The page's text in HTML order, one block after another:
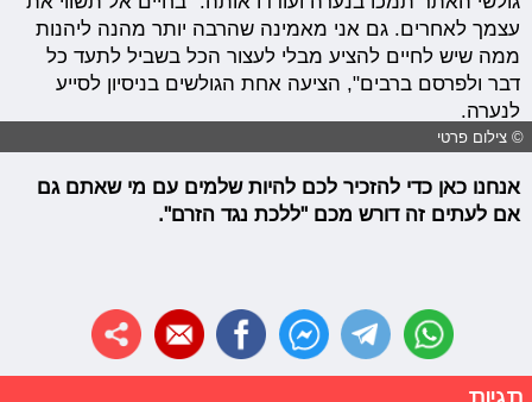
עצמך לאחרים. גם אני מאמינה שהרבה יותר מהנה ליהנות
ממה שיש לחיים להציע מבלי לעצור הכל בשביל לתעד כל
דבר ולפרסם ברבים", הציעה אחת הגולשים בניסיון לסייע
לנערה.
© צילום פרטי
אנחנו כאן כדי להזכיר לכם להיות שלמים עם מי שאתם גם
אם לעתים זה דורש מכם "ללכת נגד הזרם".